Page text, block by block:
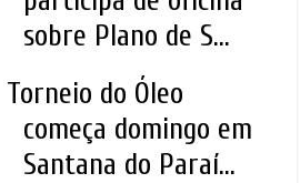
sobre Plano de S...
Torneio do Óleo
começa domingo em
Santana do Paraí...